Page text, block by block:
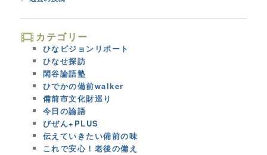
カテゴリー
ひなビジョンリポート
ひなせ探訪
閑谷論語塾
ひでかの備前walker
備前市文化財巡り
今日の論語
びぜん+PLUS
伝えていきたい備前の味
これで安心！老後の備え